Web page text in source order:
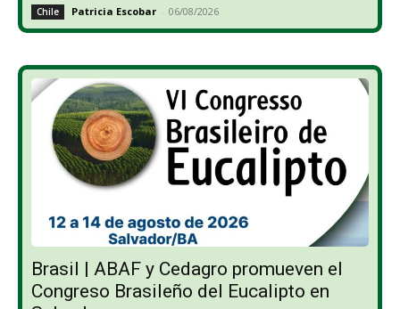
Chile Patricia Escobar - 06/08/2026
Brasil | ABAF y Cedagro promueven el
Congreso Brasileño del Eucalipto en